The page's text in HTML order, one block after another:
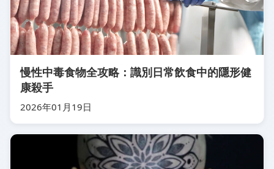
慢性中毒食物全攻略：識別日常飲食中的隱形健
康殺手
2026年01月19日